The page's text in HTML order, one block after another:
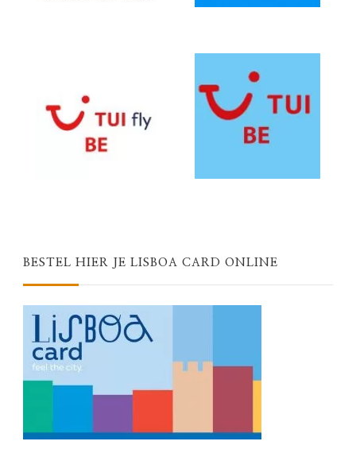
BESTEL HIER JE LISBOA CARD ONLINE